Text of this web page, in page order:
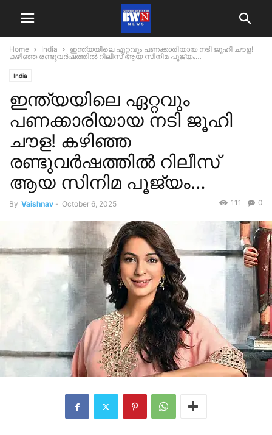
Home India
ഇന്ത്യയിലെ ഏറ്റവും പണക്കാരിയായ നടി ജൂഹി ചൗള!
കഴിഞ്ഞ രണ്ടുവർഷത്തിൽ റിലീസ് ആയ സിനിമ പൂജ്യം…
India
ഇന്ത്യയിലെ ഏറ്റവും
പണക്കാരിയായ നടി ജൂഹി
ചൗള! കഴിഞ്ഞ
രണ്ടുവർഷത്തിൽ റിലീസ്
ആയ സിനിമ പൂജ്യം…
By Vaishnav - October 6, 2025 0
111